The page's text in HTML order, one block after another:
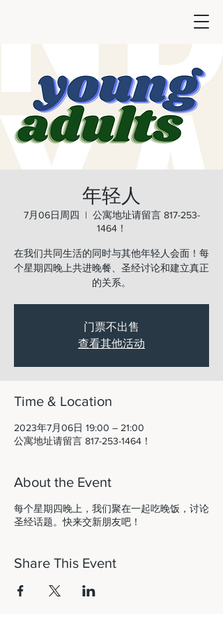
年轻人
7月06日周四
  |
公寓地址请留言 817-253-
1464！
在我们共同生活的同时与其他年轻人会面！每
个星期四晚上共进晚餐、圣经讨论和建立真正
的关系。
门票不出售
查看其他活动
Time & Location
2023年7月06日 19:00 – 21:00
公寓地址请留言 817-253-1464！
About the Event
每个星期四晚上，我们聚在一起吃晚饭，讨论
圣经话题。快来交新朋友吧！
Share This Event